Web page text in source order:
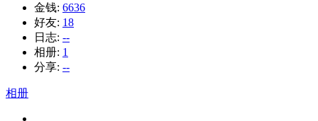
金钱: 6636
好友: 18
日志: --
相册: 1
分享: --
相册